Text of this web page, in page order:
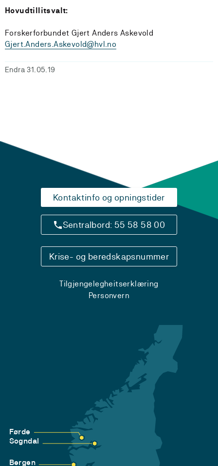
Hovudtillitsvalt:
Forskerforbundet Gjert Anders Askevold
Gjert.Anders.Askevold@hvl.no
Endra 31.05.19
Kontaktinfo og opningstider
Sentralbord: 55 58 58 00
Krise- og beredskapsnummer
Tilgjengelegheitserklæring
Personvern
Førde
Sogndal
Bergen